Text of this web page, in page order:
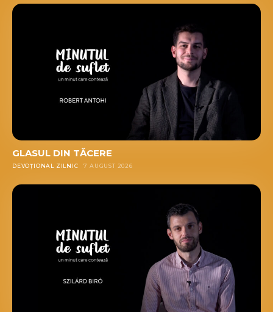
GLASUL DIN TĂCERE
DEVOȚIONAL ZILNIC 7 AUGUST 2026